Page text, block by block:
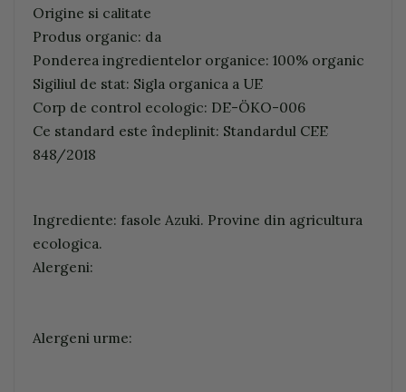
Origine si calitate
Produs organic: da
Ponderea ingredientelor organice: 100% organic
Sigiliul de stat: Sigla organica a UE
Corp de control ecologic: DE-ÖKO-006
Ce standard este îndeplinit: Standardul CEE
848/2018
Ingrediente: fasole Azuki. Provine din agricultura
ecologica.
Alergeni:
Alergeni urme: